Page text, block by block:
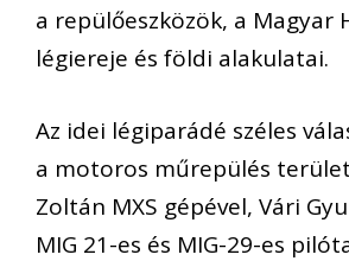
a repülőeszközök, a Magyar
légiereje és földi alakulatai.
Az idei légiparádé széles
a motoros műrepülés
Zoltán MXS gépével, Vári
MIG 21-es és MIG-29-es